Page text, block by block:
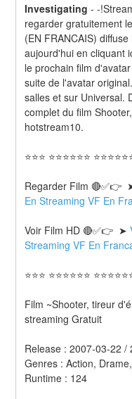
Investigating --
regarder gratuitement
(EN FRANCAIS)
aujourd'hui en cliquant
le prochain film
suite de l'avatar
salles et sur Universal.
complet du film
hotstream10.
⭐⭐⭐ ⭐⭐⭐⭐⭐⭐
Regarder Film 🔴✅👉
En Streaming VF En
Voir Film HD 🔴✅👉  ➤
Streaming VF En
⭐⭐⭐ ⭐⭐⭐⭐⭐⭐
Film ~Shooter, tireur
streaming Gratuit
Release : 2007-03-22 /
Genres : Action,
Runtime : 124